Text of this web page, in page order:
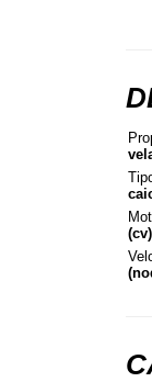
(cv)